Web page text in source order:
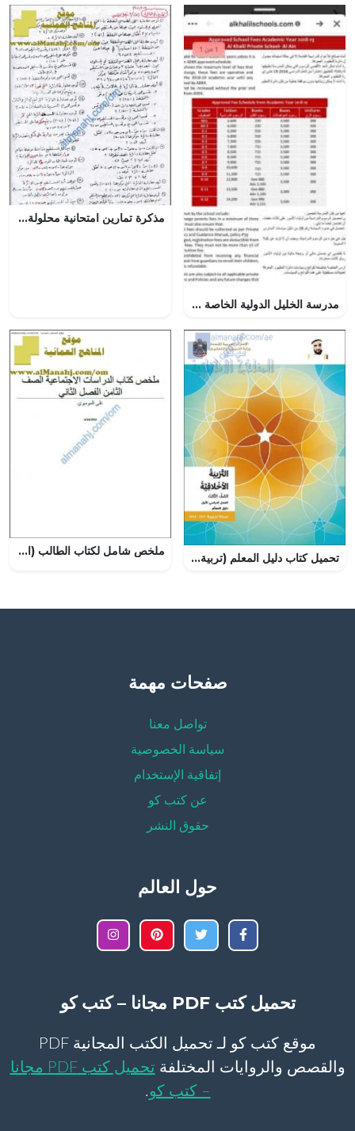
مدرسة الخليل الدولية الخاصة تعلن عن فتح باب التسجيل , (المدارس) ملفات مدرسية
مذكرة تمارين امتحانية محلولة في الدائرة (رياضيات بحتة) الثاني عشر
تحميل كتاب دليل المعلم (تربية أخلاقية) الثالث
ملخص شامل لكتاب الطالب (اجتماعيات) الثامن
صفحات مهمة
تواصل معنا
سياسة الخصوصية
إتفاقية الإستخدام
عن كتب كو
حقوق النشر
حول العالم
تحميل كتب PDF مجانا – كتب كو
موقع كتب كو لـ تحميل الكتب المجانية PDF
والقصص والروايات المختلفة
تحميل كتب PDF مجانا
– كتب كو.